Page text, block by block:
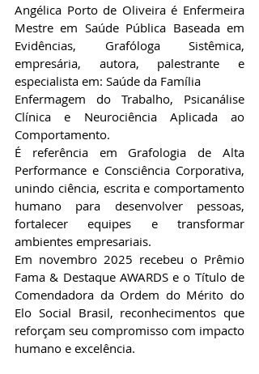
Angélica Porto de Oliveira é Enfermeira
Mestre em Saúde Pública Baseada em
Evidências, Grafóloga Sistêmica,
empresária, autora, palestrante e
especialista em: Saúde da Família
Enfermagem do Trabalho, Psicanálise
Clínica e Neurociência Aplicada ao
Comportamento.
É referência em Grafologia de Alta
Performance e Consciência Corporativa,
unindo ciência, escrita e comportamento
humano para desenvolver pessoas,
fortalecer equipes e transformar
ambientes empresariais.
Em novembro 2025 recebeu o Prêmio
Fama & Destaque AWARDS e o Título de
Comendadora da Ordem do Mérito do
Elo Social Brasil, reconhecimentos que
reforçam seu compromisso com impacto
humano e excelência.